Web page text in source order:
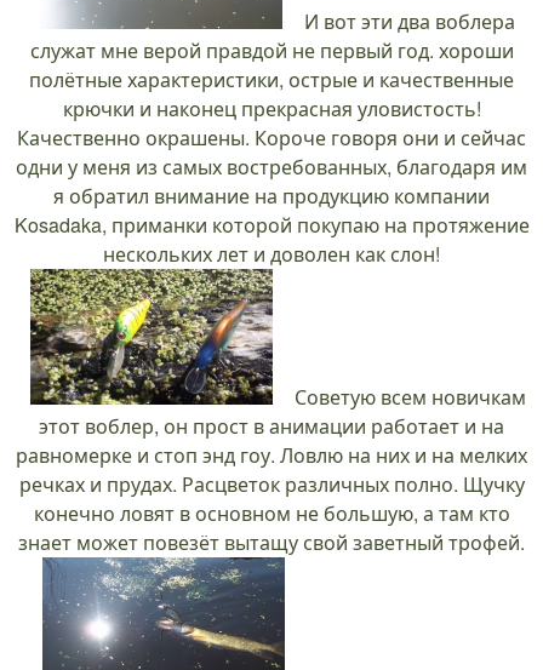
И вот эти два воблера
служат мне верой правдой не первый год. хороши
полётные характеристики, острые и качественные
крючки и наконец прекрасная уловистость!
Качественно окрашены. Короче говоря они и сейчас
одни у меня из самых востребованных, благодаря им
я обратил внимание на продукцию компании
Kosadaka, приманки которой покупаю на протяжение
нескольких лет и доволен как слон!
Советую всем новичкам
этот воблер, он прост в анимации работает и на
равномерке и стоп энд гоу. Ловлю на них и на мелких
речках и прудах. Расцветок различных полно. Щучку
конечно ловят в основном не большую, а там кто
знает может повезёт вытащу свой заветный трофей.